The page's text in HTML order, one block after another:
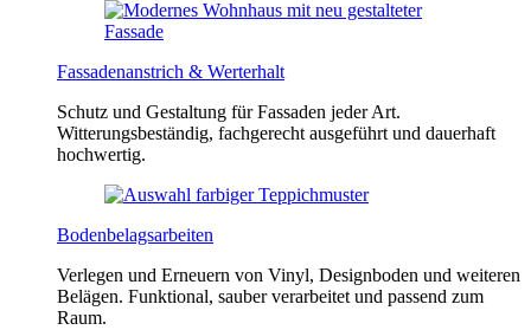
Fassadenanstrich & Werterhalt
Schutz und Gestaltung für Fassaden jeder Art.
Witterungsbeständig, fachgerecht ausgeführt und dauerhaft
hochwertig.
Bodenbelagsarbeiten
Verlegen und Erneuern von Vinyl, Designboden und weiteren
Belägen. Funktional, sauber verarbeitet und passend zum
Raum.